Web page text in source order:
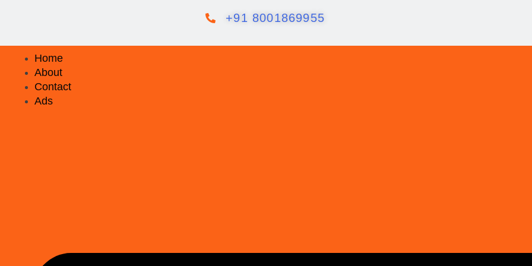
+91 8001869955
Home
About
Contact
Ads